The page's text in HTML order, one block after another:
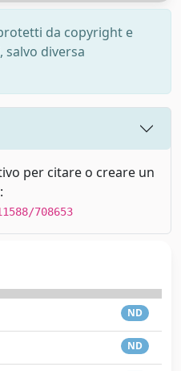
da copyright e
diversa
per citare o creare un
708653
ND
ND